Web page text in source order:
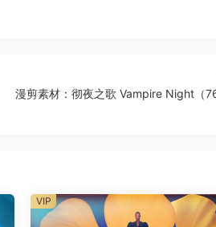
漫剪素材：彻夜之歌 Vampire Night（
VIP